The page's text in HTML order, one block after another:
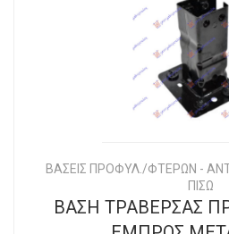
ΒΑΣΕΙΣ ΠΡΟΦΥΛ./ΦΤΕΡΩΝ -
ΠΙΣΩ
ΒΑΣΗ ΤΡΑΒΕΡΣΑΣ